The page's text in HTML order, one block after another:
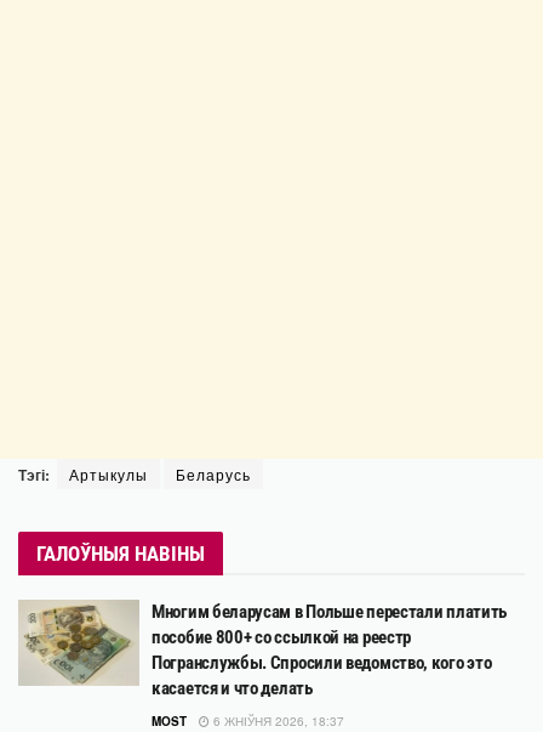
Тэгі: Артыкулы Беларусь
ГАЛОЎНЫЯ НАВІНЫ
Многим беларусам в Польше перестали платить
пособие 800+ со ссылкой на реестр
Погранслужбы. Спросили ведомство, кого это
касается и что делать
MOST 6 ЖНІЎНЯ 2026, 18:37